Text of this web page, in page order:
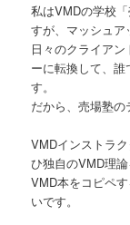
私はVMDの学校
すが、マッシュア
日々のクライア
ーに転換して、
す。
だから、売場塾
VMDインストラ
ひ独自のVMD理論
VMD本をコピペ
いです。